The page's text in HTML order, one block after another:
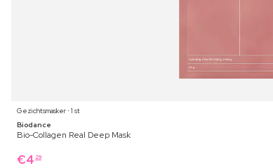
Gezichtsmasker ⋅ 1 st
Biodance
Bio-Collagen Real Deep Mask
€4 29